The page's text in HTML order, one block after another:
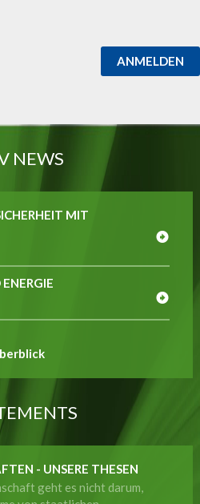
ANMELDEN
NEWS
MIT
- UNSERE THESEN
geht es nicht darum,